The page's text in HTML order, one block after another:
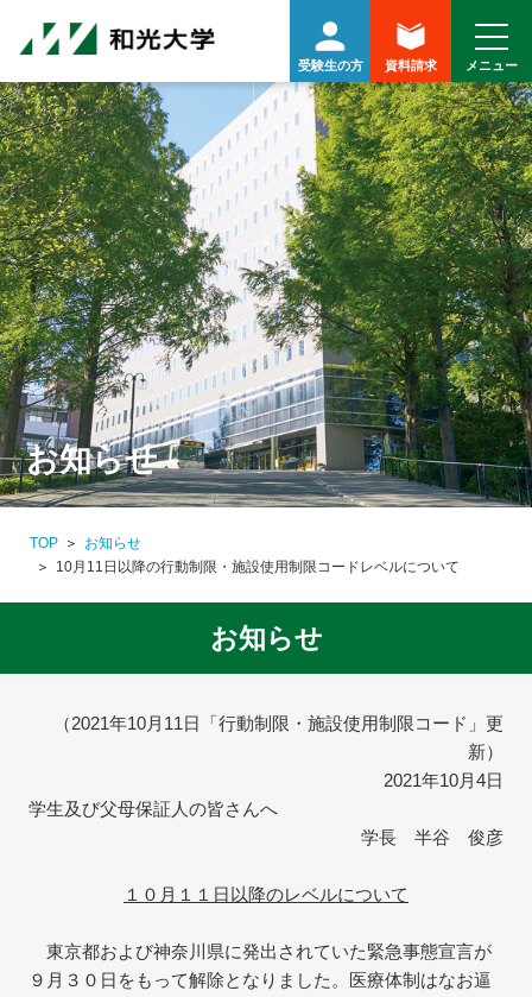
受験生の方 資料請求
お知らせ
TOP
お知らせ
10月11日以降の行動制限・施設使用制限コードレベルについて
お知らせ
（2021年10月11日「行動制限・施設使用制限コード」更
新）
2021年10月4日
学生及び父母保証人の皆さんへ
学長 半谷 俊彦
１０月１１日以降のレベルについて
東京都および神奈川県に発出されていた緊急事態宣言が
９月３０日をもって解除となりました。医療体制はなお逼